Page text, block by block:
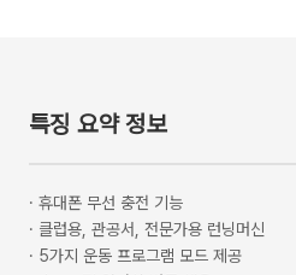
특징 요약 정보
· 휴대폰 무선 충전 기능
· 클럽용, 관공서, 전문가용 런닝머신
· 5가지 운동 프로그램 모드 제공